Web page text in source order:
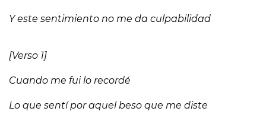
Y este sentimiento no me da culpabilidad
[Verso 1]
Cuando me fui lo recordé
Lo que sentí por aquel beso que me diste